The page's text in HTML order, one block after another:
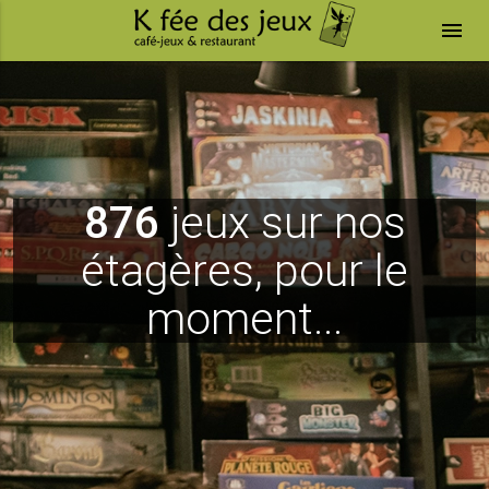
menu
876jeux sur nos
étagères, pour le
moment...